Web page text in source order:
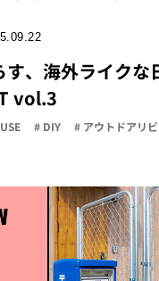
、海外ライクな
vol.3
# DIY
# アウトドアリ